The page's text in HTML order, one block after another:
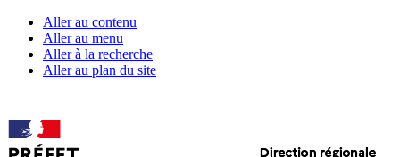
Aller au contenu
Aller au menu
Aller à la recherche
Aller au plan du site